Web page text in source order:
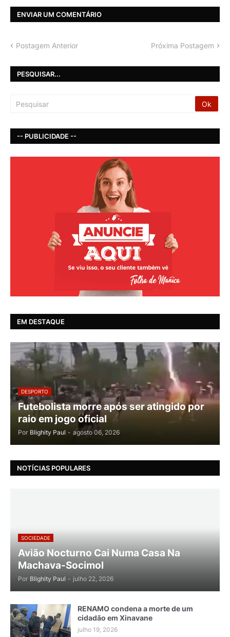
ENVIAR UM COMENTÁRIO
Postagem Anterior Próxima Postagem
PESQUISAR...
-- PUBLICIDADE --
EM DESTAQUE
DESPORTO
Futebolista morre após ser atingido por
raio em jogo oficial
Por Blighity Paul - agosto 06, 2026
NOTÍCIAS POPULARES
SOCIEDADE
Avião Nocturno Cai Numa Casa Na
Machava-Socimol
Por Blighity Paul - julho 22, 2026
RENAMO condena a morte de um
cidadão em Xinavane
julho 19, 2026